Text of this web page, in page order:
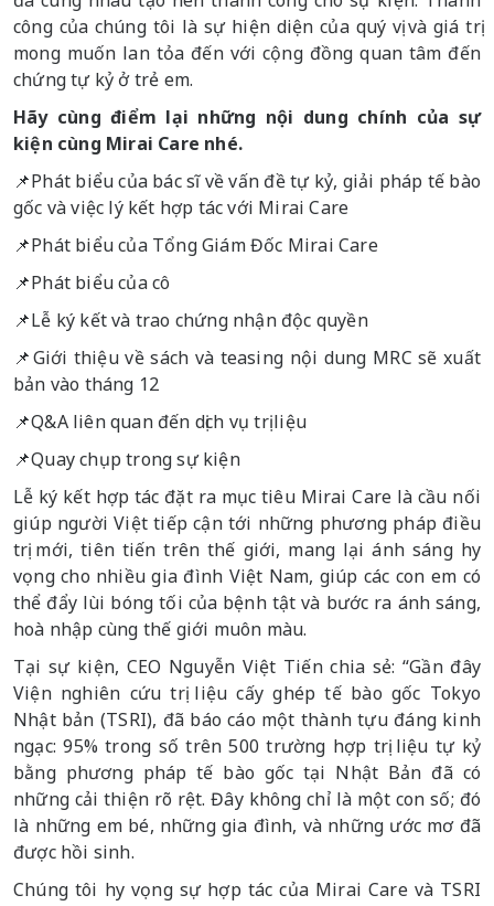
công của chúng tôi là sự hiện diện của quý vị và giá trị
mong muốn lan tỏa đến với cộng đồng quan tâm đến
chứng tự kỷ ở trẻ em.
Hãy cùng điểm lại những nội dung chính của sự
kiện cùng Mirai Care nhé.
📌Phát biểu của bác sĩ về vấn đề tự kỷ, giải pháp tế bào
gốc và việc lý kết hợp tác với Mirai Care
📌Phát biểu của Tổng Giám Đốc Mirai Care
📌Phát biểu của cô
📌Lễ ký kết và trao chứng nhận độc quyền
📌Giới thiệu về sách và teasing nội dung MRC sẽ xuất
bản vào tháng 12
📌Q&A liên quan đến dịch vụ trị liệu
📌Quay chụp trong sự kiện
Lễ ký kết hợp tác đặt ra mục tiêu Mirai Care là cầu nối
giúp người Việt tiếp cận tới những phương pháp điều
trị mới, tiên tiến trên thế giới, mang lại ánh sáng hy
vọng cho nhiều gia đình Việt Nam, giúp các con em có
thể đẩy lùi bóng tối của bệnh tật và bước ra ánh sáng,
hoà nhập cùng thế giới muôn màu.
Tại sự kiện, CEO Nguyễn Việt Tiến chia sẻ: “Gần đây
Viện nghiên cứu trị liệu cấy ghép tế bào gốc Tokyo
Nhật bản (TSRI), đã báo cáo một thành tựu đáng kinh
ngạc: 95% trong số trên 500 trường hợp trị liệu tự kỷ
bằng phương pháp tế bào gốc tại Nhật Bản đã có
những cải thiện rõ rệt. Đây không chỉ là một con số; đó
là những em bé, những gia đình, và những ước mơ đã
được hồi sinh.
Chúng tôi hy vọng sự hợp tác của Mirai Care và TSRI